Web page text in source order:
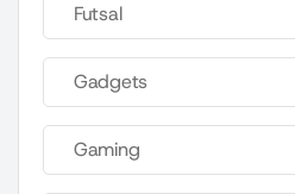
Futsal
Gadgets
Gaming